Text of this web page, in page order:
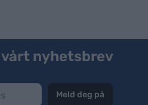
vårt nyhetsbrev
Meld deg på